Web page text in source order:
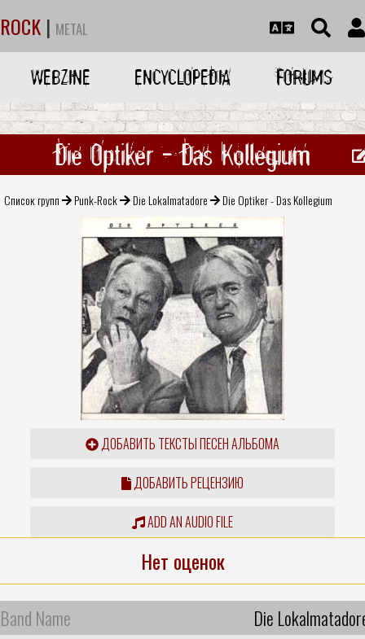
ROCK | METAL
WEBZINE ENCYCLOPEDIA FORUMS
Die Optiker - Das Kollegium
Список групп Punk-Rock Die Lokalmatadore Die Optiker - Das Kollegium
ДОБАВИТЬ ТЕКСТЫ ПЕСЕН АЛЬБОМА
ДОБАВИТЬ РЕЦЕНЗИЮ
ADD AN AUDIO FILE
Нет оценок
Band Name
Die